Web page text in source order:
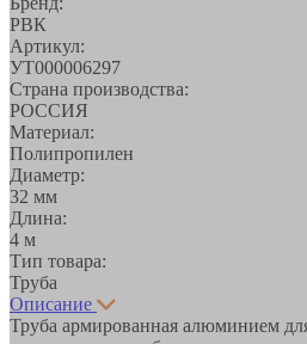
РВК
Артикул:
УТ000006297
Страна производства:
РОССИЯ
Материал:
Полипропилен
Диаметр:
32 мм
Длина:
4 м
Тип товара:
Труба
Описание
Труба армированная алюминием